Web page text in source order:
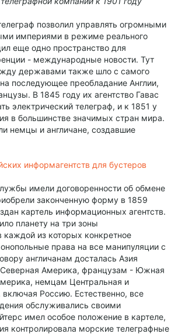
позволил управлять огромными
империями в режиме реального
еще одно пространство для
- международные новости. Тут
державами также шло с самого
последующее преобладание Англии,
В 1845 году их агентство Гавас
электрический телеграф, и к 1851 у
в большинстве значимых стран мира.
немцы и англичане, создавшие
информагентств для бустеров
имели договоренности об обмене
законченную форму в 1859
картель информационных агентств.
планету на три зоны
каждой из которых конкретное
права на все манипуляции с
англичанам досталась Азия
Северная Америка, французам - Южная
немцам Центральная и
включая Россию. Естественно, все
обслуживались своими
имел особое положение в картеле,
контролировала морские телеграфные